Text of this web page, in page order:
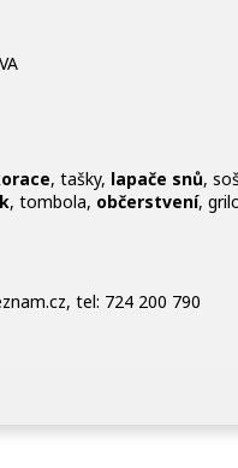
, tašky, lapače snů,
, tombola, občerstvení,
tel: 724 200 790